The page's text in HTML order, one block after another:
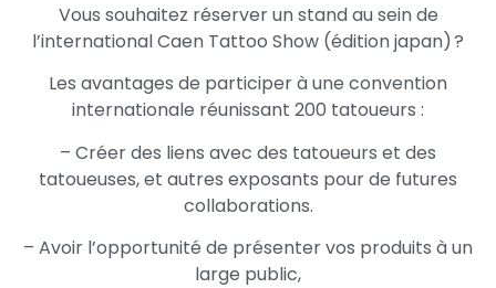
Vous souhaitez réserver un stand au sein de
l’international Caen Tattoo Show (édition japan) ?
Les avantages de participer à une convention
internationale réunissant 200 tatoueurs :
– Créer des liens avec des tatoueurs et des
tatoueuses, et autres exposants pour de futures
collaborations.
– Avoir l’opportunité de présenter vos produits à un
large public,